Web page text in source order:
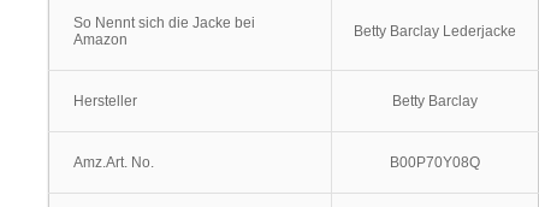
So Nennt sich die Jacke bei
Amazon
Betty Barclay Lederjacke
Hersteller Betty Barclay
Amz.Art. No. B00P70Y08Q